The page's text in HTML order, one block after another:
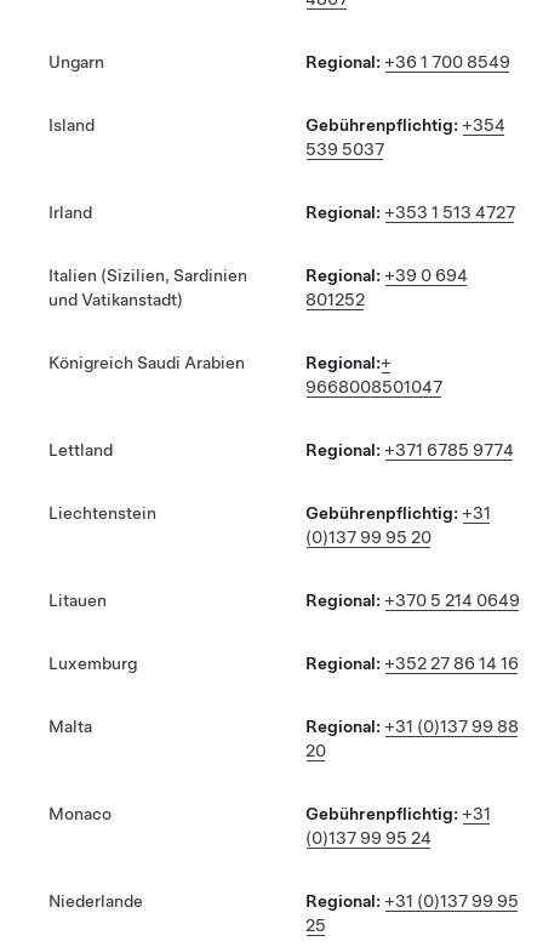
Ungarn Regional: +36 1 700 8549
Island Gebührenpflichtig: +354
539 5037
Irland Regional: +353 1 513 4727
Italien (Sizilien, Sardinien
und Vatikanstadt)
Regional: +39 0 694
801252
Königreich Saudi Arabien Regional:+
9668008501047
Lettland Regional: +371 6785 9774
Liechtenstein Gebührenpflichtig: +31
(0)137 99 95 20
Litauen Regional: +370 5 214 0649
Luxemburg Regional: +352 27 86 14 16
Malta Regional: +31 (0)137 99 88
20
Monaco Gebührenpflichtig: +31
(0)137 99 95 24
Niederlande Regional: +31 (0)137 99 95
25